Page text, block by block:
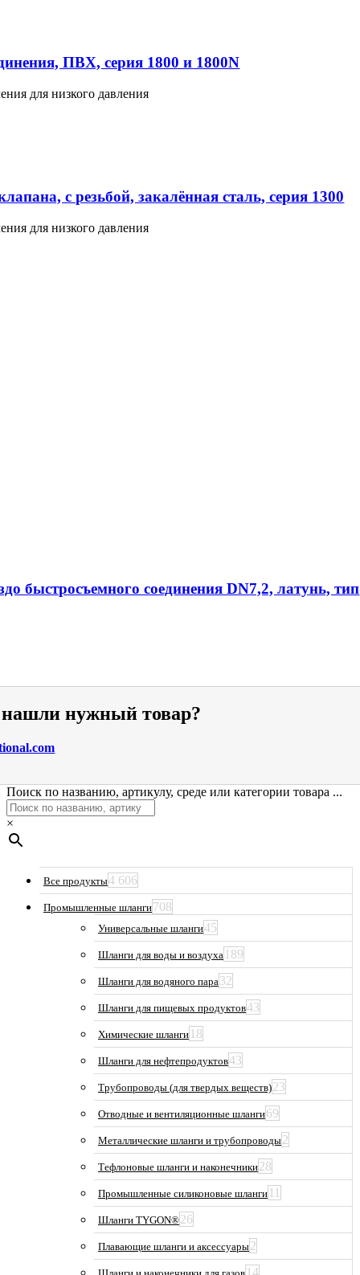
ПВХ, серия 1800 и 1800N
для низкого давления
с резьбой, закалённая сталь, серия 1300
для низкого давления
быстросъемного соединения DN7,2, латунь, тип
нужный товар?
Поиск по названию, артикулу, среде или категории товара ...
×
Все продукты4 606
Промышленные шланги708
Универсальные шланги45
Шланги для воды и воздуха 189
Шланги для водяного пара32
Шланги для пищевых продуктов43
Химические шланги 18
Шланги для нефтепродуктов43
Трубопроводы (для твердых веществ)23
Отводные и вентиляционные шланги69
Металлические шланги и трубопроводы2
Тефлоновые шланги и наконечники28
Промышленные силиконовые шланги 11
Шланги TYGON®26
Плавающие шланги и аксессуары2